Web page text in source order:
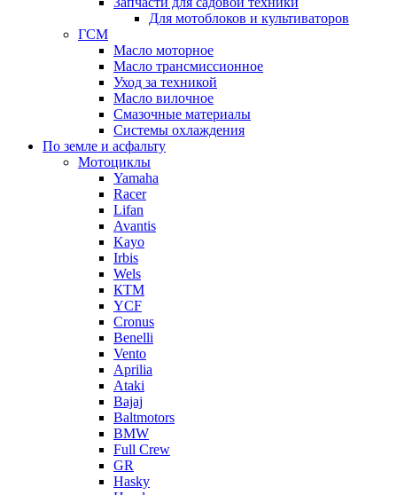
Для мотоблоков и культиваторов
ГСМ
Масло моторное
Масло трансмиссионное
Уход за техникой
Масло вилочное
Смазочные материалы
Системы охлаждения
По земле и асфальту
Мотоциклы
Yamaha
Racer
Lifan
Avantis
Kayo
Irbis
Wels
КТМ
YCF
Cronus
Benelli
Vento
Aprilia
Ataki
Bajaj
Baltmotors
BMW
Full Crew
GR
Hasky